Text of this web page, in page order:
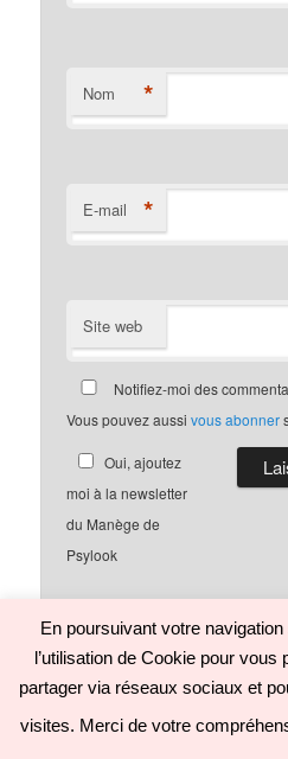
Nom *
E-mail *
Site web
Notifiez-moi des
Vous pouvez aussivous abonner
Oui, ajoutez
moi à la newsletter
du Manège de
Psylook
Politique de confidentialité
En poursuivant votre
l’utilisation de Cookie pour
partager via réseaux sociaux et
visites. Merci de votre